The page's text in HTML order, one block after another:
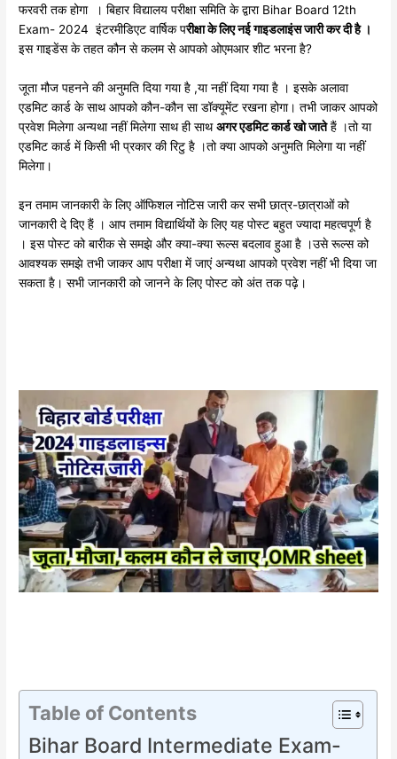
फरवरी तक होगा । बिहार विद्यालय परीक्षा समिति के द्वारा Bihar Board 12th
Exam- 2024 इंटरमीडिएट वार्षिक परीक्षा के लिए नई गाइडलाइंस जारी कर दी है ।
इस गाइडेंस के तहत कौन से कलम से आपको ओएमआर शीट भरना है?
जूता मौज पहनने की अनुमति दिया गया है ,या नहीं दिया गया है । इसके अलावा
एडमिट कार्ड के साथ आपको कौन-कौन सा डॉक्यूमेंट रखना होगा। तभी जाकर आपको
प्रवेश मिलेगा अन्यथा नहीं मिलेगा साथ ही साथअगर एडमिट कार्ड खो जातेहैं ।तो या
एडमिट कार्ड में किसी भी प्रकार की रिटु है ।तो क्या आपको अनुमति मिलेगा या नहीं
मिलेगा।
इन तमाम जानकारी के लिए ऑफिशल नोटिस जारी कर सभी छात्र-छात्राओं को
जानकारी दे दिए हैं । आप तमाम विद्यार्थियों के लिए यह पोस्ट बहुत ज्यादा महत्वपूर्ण है
। इस पोस्ट को बारीक से समझे और क्या-क्या रूल्स बदलाव हुआ है ।उसे रूल्स को
आवश्यक समझे तभी जाकर आप परीक्षा में जाएं अन्यथा आपको प्रवेश नहीं भी दिया जा
सकता है। सभी जानकारी को जानने के लिए पोस्ट को अंत तक पढ़े।
Table of Contents
Bihar Board Intermediate Exam-